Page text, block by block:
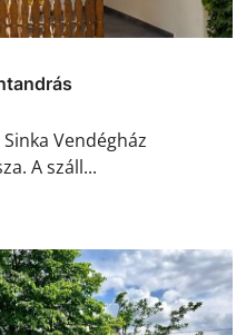
Vendégház
A száll...